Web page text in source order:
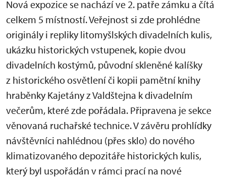
Nová expozice se nachází ve 2. patře zámku a čítá
celkem 5 místností. Veřejnost si zde prohlédne
originály i repliky litomyšlských divadelních kulis,
ukázku historických vstupenek, kopie dvou
divadelních kostýmů, původní skleněné kalíšky
z historického osvětlení či kopii pamětní knihy
hraběnky Kajetány z Valdštejna k divadelním
večerům, které zde pořádala. Připravena je sekce
věnovaná ruchařské technice. V závěru prohlídky
návštěvníci nahlédnou (přes sklo) do nového
klimatizovaného depozitáře historických kulis,
který byl uspořádán v rámci prací na nové